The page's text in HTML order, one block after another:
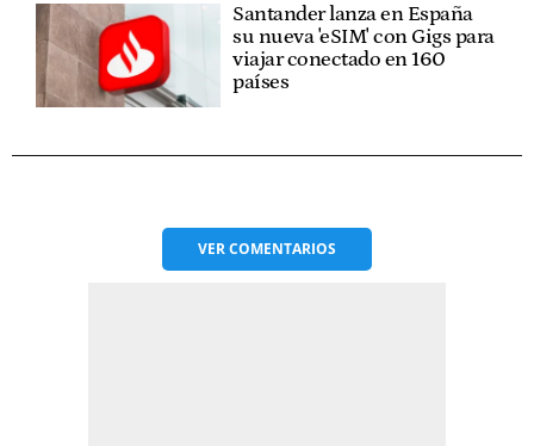
Santander lanza en España
su nueva 'eSIM' con Gigs para
viajar conectado en 160
países
VERCOMENTARIOS